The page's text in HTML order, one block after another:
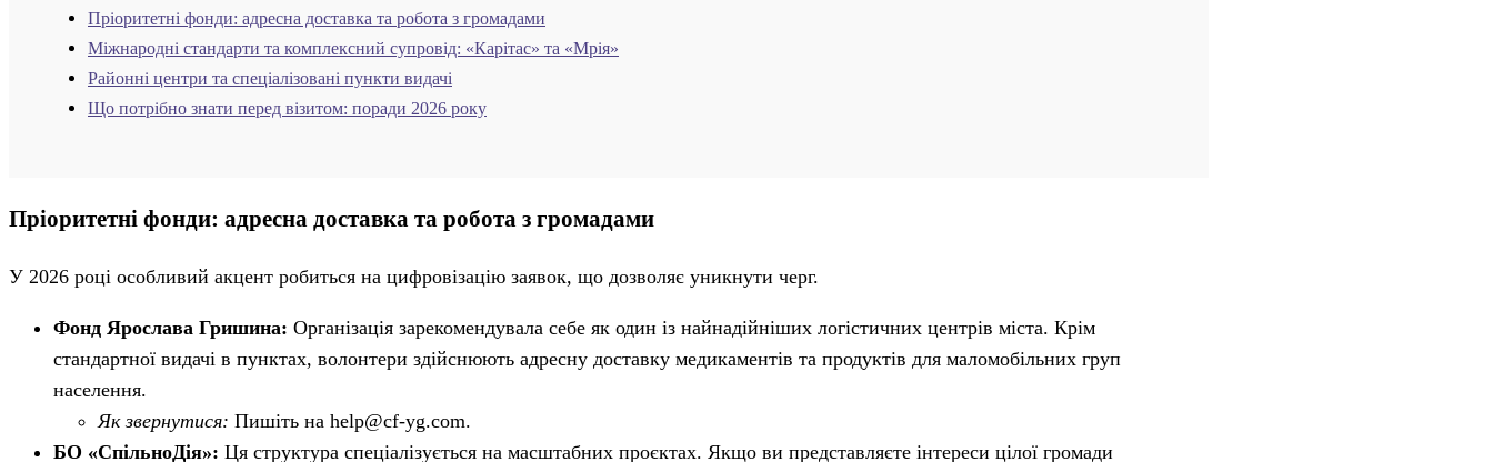
Пріоритетні фонди: адресна доставка та робота з громадами
Міжнародні стандарти та комплексний супровід: «Карітас» та «Мрія»
Районні центри та спеціалізовані пункти видачі
Що потрібно знати перед візитом: поради 2026 року
Пріоритетні фонди: адресна доставка та робота з громадами
У 2026 році особливий акцент робиться на цифровізацію заявок, що дозволяє уникнути черг.
Фонд Ярослава Гришина: Організація зарекомендувала себе як один із найнадійніших логістичних центрів міста. Крім
стандартної видачі в пунктах, волонтери здійснюють адресну доставку медикаментів та продуктів для маломобільних груп
населення.
Як звернутися: Пишіть на help@cf-yg.com.
БО «СпільноДія»: Ця структура спеціалізується на масштабних проєктах. Якщо ви представляєте інтереси цілої громади